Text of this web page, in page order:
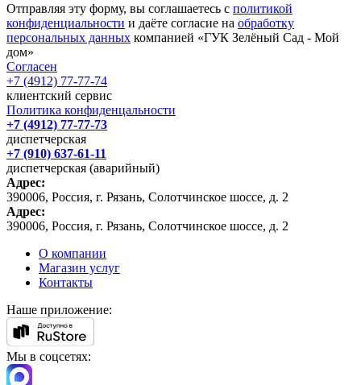
Отправляя эту форму, вы соглашаетесь с политикой
конфиденциальности и даёте согласие на обработку
персональных данных компанией «ГУК Зелёный Сад - Мой
дом»
Согласен
+7 (4912) 77-77-74
клиентский сервис
Политика конфиденцальности
+7 (4912) 77-77-73
диспетчерская
+7 (910) 637-61-11
диспетчерская (аварийный)
Адрес:
390006, Россия, г. Рязань, Солотчинское шоссе, д. 2
Адрес:
390006, Россия, г. Рязань, Солотчинское шоссе, д. 2
О компании
Магазин услуг
Контакты
Наше приложение:
Мы в соцсетях: